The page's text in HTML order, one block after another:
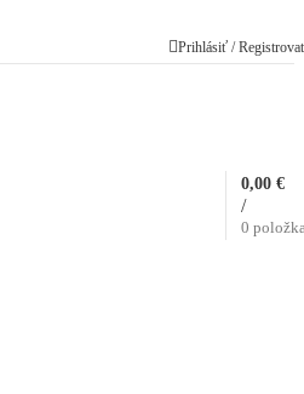
Prihlásiť /
0
/
0,00 €